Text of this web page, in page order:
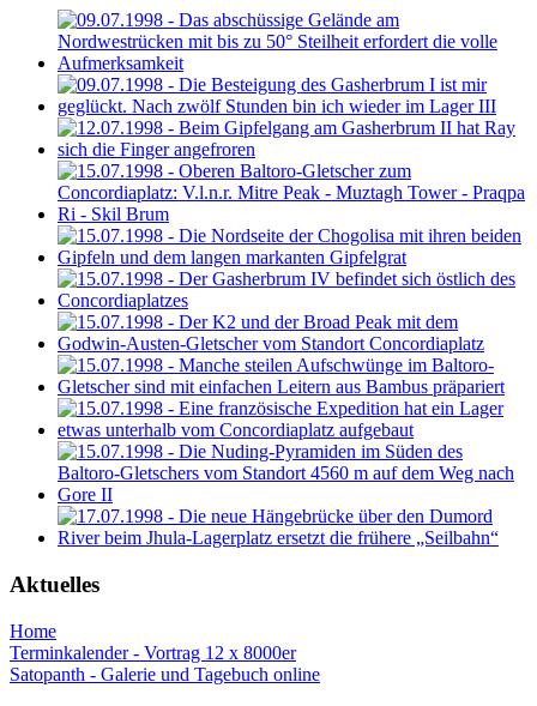
Aktuelles
Home
Terminkalender - Vortrag 12 x 8000er
Satopanth - Galerie und Tagebuch online